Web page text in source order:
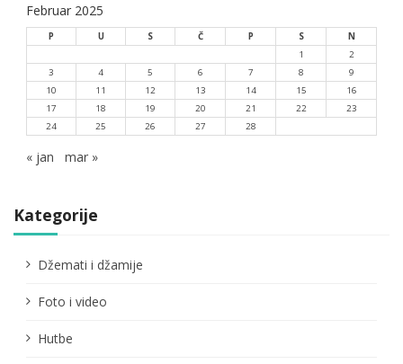
Februar 2025
P U S Č P S
N
1
2
3
4 5 6 7 8
9
10
11 12 13 14 15
16
17
18 19 20 21 22
23
24
25 26 27 28
« jan mar »
Kategorije
Džemati i džamije
Foto i video
Hutbe